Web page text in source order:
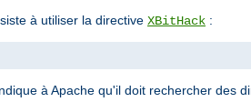
à utiliser la directive XBitHack :
à Apache qu'il doit rechercher des